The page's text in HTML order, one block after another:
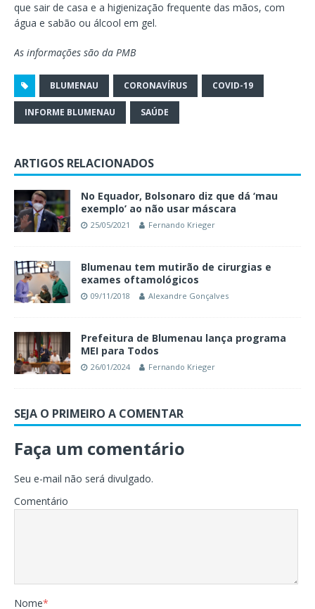
que sair de casa e a higienização frequente das mãos, com
água e sabão ou álcool em gel.
As informações são da PMB
BLUMENAU CORONAVÍRUS COVID-19
INFORME BLUMENAU SAÚDE
ARTIGOS RELACIONADOS
No Equador, Bolsonaro diz que dá ‘mau
exemplo’ ao não usar máscara
25/05/2021 Fernando Krieger
Blumenau tem mutirão de cirurgias e
exames oftamológicos
09/11/2018 Alexandre Gonçalves
Prefeitura de Blumenau lança programa
MEI para Todos
26/01/2024 Fernando Krieger
SEJA O PRIMEIRO A COMENTAR
Faça um comentário
Seu e-mail não será divulgado.
Comentário
Nome*